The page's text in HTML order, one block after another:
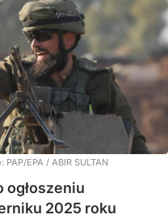
PAP/EPA / ABIR SULTAN
ogłoszeniu
2025 roku